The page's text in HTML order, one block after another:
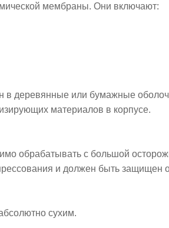
мембраны. Они включают:
деревянные или бумажные
материалов в корпусе.
обрабатывать с большой
и должен быть защищен
сухим.